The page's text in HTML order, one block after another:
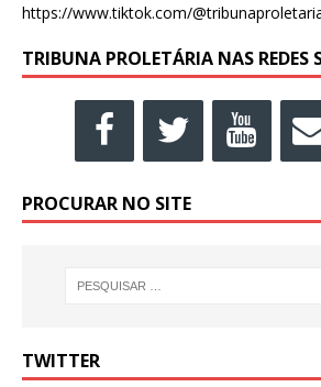
https://www.tiktok.com/
TRIBUNA PROLETÁRIA NAS REDES
PROCURAR NO SITE
TWITTER